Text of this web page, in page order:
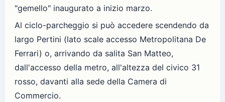
"gemello" inaugurato a inizio marzo.
Al ciclo-parcheggio si può accedere scendendo da
largo Pertini (lato scale accesso Metropolitana De
Ferrari) o, arrivando da salita San Matteo,
dall'accesso della metro, all'altezza del civico 31
rosso, davanti alla sede della Camera di
Commercio.